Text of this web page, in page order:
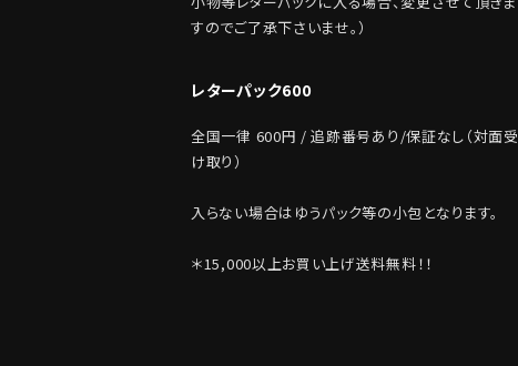
すのでご了承下さいませ。）
レターパック600
全国一律 600円 / 追跡番号あり/保証なし（対面受
け取り）
入らない場合はゆうパック等の小包となります。
＊15,000以上お買い上げ送料無料！！